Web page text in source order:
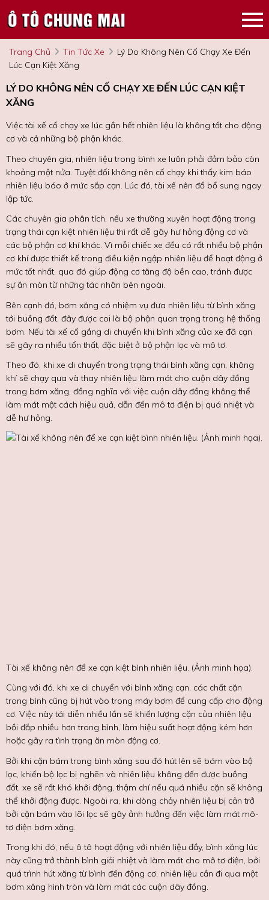
Trang Chủ Tin Tức Xe
Lý Do Không Nên Cố Chạy Xe Đến
Lúc Cạn Kiệt Xăng
LÝ DO KHÔNG NÊN CỐ CHẠY XE ĐẾN LÚC CẠN KIỆT
XĂNG
Việc tài xế cố chạy xe lúc gần hết nhiên liệu là không tốt cho động
cơ và cả những bộ phận khác.
Theo chuyên gia, nhiên liệu trong bình xe luôn phải đảm bảo còn
khoảng một nửa. Tuyệt đối không nên cố chạy khi thấy kim báo
nhiên liệu báo ở mức sắp cạn. Lúc đó, tài xế nên đổ bổ sung ngay
lập tức.
Các chuyên gia phân tích, nếu xe thường xuyên hoạt động trong
trạng thái cạn kiệt nhiên liệu thì rất dễ gây hư hỏng động cơ và
các bộ phận cơ khí khác. Vì mỗi chiếc xe đều có rất nhiều bộ phận
cơ khí được thiết kế trong điều kiện ngập nhiên liệu để hoạt động ở
mức tốt nhất, qua đó giúp động cơ tăng độ bền cao, tránh được
sự ăn mòn từ những tác nhân bên ngoài.
Bên cạnh đó, bơm xăng có nhiệm vụ đưa nhiên liệu từ bình xăng
tới buồng đốt, đây được coi là bộ phận quan trọng trong hệ thống
bơm. Nếu tài xế cố gắng di chuyển khi bình xăng của xe đã cạn
sẽ gây ra nhiều tổn thất, đặc biệt ở bộ phận lọc và mô tơ.
Theo đó, khi xe di chuyển trong trạng thái bình xăng cạn, không
khí sẽ chạy qua và thay nhiên liệu làm mát cho cuộn dây đồng
trong bơm xăng, đồng nghĩa với việc cuộn dây đồng không thể
làm mát một cách hiệu quả, dẫn đến mô tơ điện bị quá nhiệt và
dễ hư hỏng.
Tài xế không nên để xe cạn kiệt bình nhiên liệu. (Ảnh minh họa).
Cùng với đó, khi xe di chuyển với bình xăng cạn, các chất cặn
trong bình cũng bị hút vào trong máy bơm để cung cấp cho động
cơ. Việc này tái diễn nhiều lần sẽ khiến lượng cặn của nhiên liệu
bồi đắp nhiều hơn trong bình, làm hiệu suất hoạt động kém hơn
hoặc gây ra tình trạng ăn mòn động cơ.
Bởi khi cặn bám trong bình xăng sau đó hút lên sẽ bám vào bộ
lọc, khiến bộ lọc bị nghẽn và nhiên liệu không đến được buồng
đốt, xe sẽ rất khó khởi động, thậm chí nếu quá nhiều cặn sẽ không
thể khởi động được. Ngoài ra, khi dòng chảy nhiên liệu bị cản trở
bởi cặn bám vào lõi lọc sẽ gây ảnh hưởng đến việc làm mát mô-
tơ điện bơm xăng.
Trong khi đó, nếu ô tô hoạt động với nhiên liệu đầy, bình xăng lúc
này cũng trở thành bình giải nhiệt và làm mát cho mô tơ điện, bởi
quá trình hút xăng từ bình đến động cơ, nhiên liệu cần đi qua một
bơm xăng hình tròn và làm mát các cuộn dây đồng.